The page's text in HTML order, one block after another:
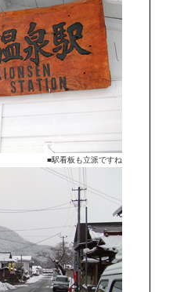
■駅看板も立派ですね